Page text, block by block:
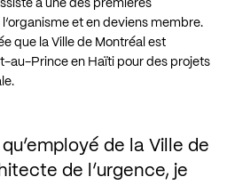
à une des premières
et en deviens membre.
que la Ville de Montréal est
au-Prince en Haïti pour des projets
de la Ville de
de l’urgence, je